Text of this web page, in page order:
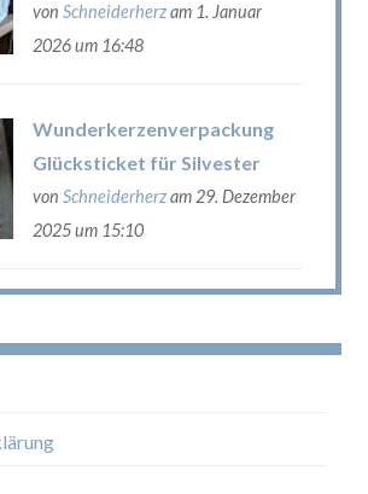
von Schneiderherzam 1. Januar
2026 um 16:48
Wunderkerzenverpackung
Glücksticket für Silvester
von Schneiderherzam 29. Dezember
2025 um 15:10